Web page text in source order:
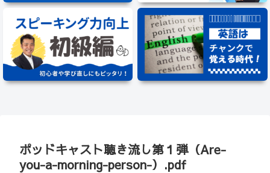
ポッドキャスト聴き流し第１弾（Are-
you-a-morning-person-）.pdf